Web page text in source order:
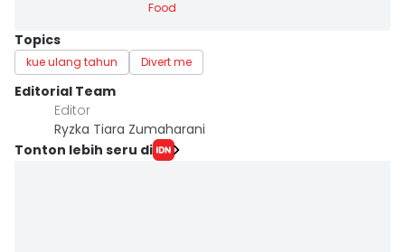
Food
Topics
kue ulang tahun Divert me
Editorial Team
Editor
Ryzka Tiara Zumaharani
Tonton lebih seru di